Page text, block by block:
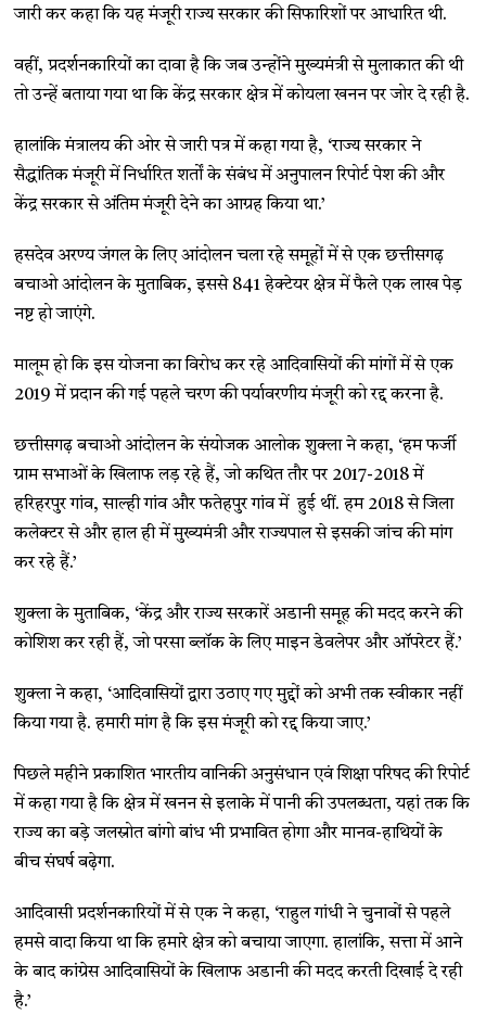
जारी कर कहा कि यह मंजूरी राज्य सरकार की सिफारिशों पर आधारित थी.
वहीं, प्रदर्शनकारियों का दावा है कि जब उन्होंने मुख्यमंत्री से मुलाकात की थी
तो उन्हें बताया गया था कि केंद्र सरकार क्षेत्र में कोयला खनन पर जोर दे रही है.
हालांकि मंत्रालय की ओर से जारी पत्र में कहा गया है, ‘राज्य सरकार ने
सैद्धांतिक मंजूरी में निर्धारित शर्तों के संबंध में अनुपालन रिपोर्ट पेश की और
केंद्र सरकार से अंतिम मंजूरी देने का आग्रह किया था.’
हसदेव अरण्य जंगल के लिए आंदोलन चला रहे समूहों में से एक छत्तीसगढ़
बचाओ आंदोलन के मुताबिक, इससे 841 हेक्टेयर क्षेत्र में फैले एक लाख पेड़
नष्ट हो जाएंगे.
मालूम हो कि इस योजना का विरोध कर रहे आदिवासियों की मांगों में से एक
2019 में प्रदान की गई पहले चरण की पर्यावरणीय मंजूरी को रद्द करना है.
छत्तीसगढ़ बचाओ आंदोलन के संयोजक आलोक शुक्ला ने कहा, ‘हम फर्जी
ग्राम सभाओं के खिलाफ लड़ रहे हैं, जो कथित तौर पर 2017-2018 में
हरिहरपुर गांव, साल्ही गांव और फतेहपुर गांव में हुई थीं. हम 2018 से जिला
कलेक्टर से और हाल ही में मुख्यमंत्री और राज्यपाल से इसकी जांच की मांग
कर रहे हैं.’
शुक्ला के मुताबिक, ‘केंद्र और राज्य सरकारें अडानी समूह की मदद करने की
कोशिश कर रही हैं, जो परसा ब्लॉक के लिए माइन डेवलेपर और ऑपरेटर हैं.’
शुक्ला ने कहा, ‘आदिवासियों द्वारा उठाए गए मुद्दों को अभी तक स्वीकार नहीं
किया गया है. हमारी मांग है कि इस मंजूरी को रद्द किया जाए.’
पिछले महीने प्रकाशित भारतीय वानिकी अनुसंधान एवं शिक्षा परिषद की रिपोर्ट
में कहा गया है कि क्षेत्र में खनन से इलाके में पानी की उपलब्धता, यहां तक कि
राज्य का बड़े जलस्रोत बांगो बांध भी प्रभावित होगा और मानव-हाथियों के
बीच संघर्ष बढ़ेगा.
आदिवासी प्रदर्शनकारियों में से एक ने कहा, ‘राहुल गांधी ने चुनावों से पहले
हमसे वादा किया था कि हमारे क्षेत्र को बचाया जाएगा. हालांकि, सत्ता में आने
के बाद कांग्रेस आदिवासियों के खिलाफ अडानी की मदद करती दिखाई दे रही
है.’